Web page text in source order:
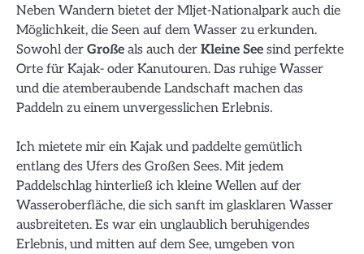
Neben Wandern bietet der Mljet-Nationalpark auch die
Möglichkeit, die Seen auf dem Wasser zu erkunden.
Sowohl der Große als auch der Kleine See sind perfekte
Orte für Kajak- oder Kanutouren. Das ruhige Wasser
und die atemberaubende Landschaft machen das
Paddeln zu einem unvergesslichen Erlebnis.
Ich mietete mir ein Kajak und paddelte gemütlich
entlang des Ufers des Großen Sees. Mit jedem
Paddelschlag hinterließ ich kleine Wellen auf der
Wasseroberfläche, die sich sanft im glasklaren Wasser
ausbreiteten. Es war ein unglaublich beruhigendes
Erlebnis, und mitten auf dem See, umgeben von